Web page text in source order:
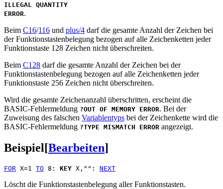
ILLEGAL QUANTITY
ERROR.
Beim C16/116 und plus/4 darf die gesamte Anzahl der Zeichen bei
der Funktionstastenbelegung bezogen auf alle Zeichenketten jeder
Funktionstaste 128 Zeichen nicht überschreiten.
Beim C128 darf die gesamte Anzahl der Zeichen bei der
Funktionstastenbelegung bezogen auf alle Zeichenketten jeder
Funktionstaste 256 Zeichen nicht überschreiten.
Wird die gesamte Zeichenanzahl überschritten, erscheint die
BASIC-Fehlermeldung ?OUT OF MEMORY ERROR. Bei der
Zuweisung des falschen Variablentyps bei der Zeichenkette wird die
BASIC-Fehlermeldung ?TYPE MISMATCH ERROR angezeigt.
Beispiel[Bearbeiten]
FOR X=1 TO 8: KEY X,"": NEXT
Löscht die Funktionstastenbelegung aller Funktionstasten.